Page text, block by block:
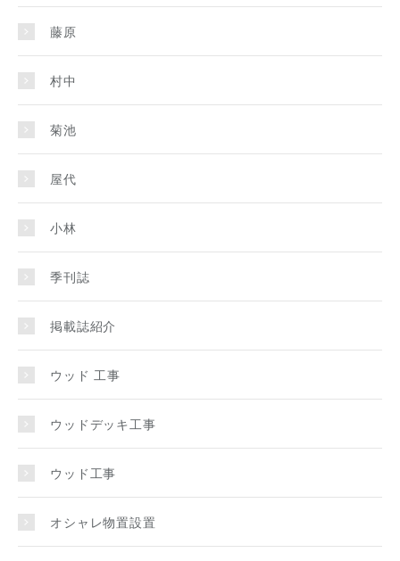
藤原
村中
菊池
屋代
小林
季刊誌
掲載誌紹介
ウッド 工事
ウッドデッキ工事
ウッド工事
オシャレ物置設置